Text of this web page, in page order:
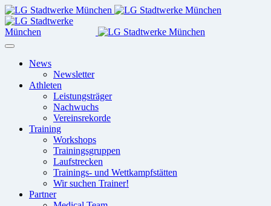
News
Newsletter
Athleten
Leistungsträger
Nachwuchs
Vereinsrekorde
Training
Workshops
Trainingsgruppen
Laufstrecken
Trainings- und Wettkampfstätten
Wir suchen Trainer!
Partner